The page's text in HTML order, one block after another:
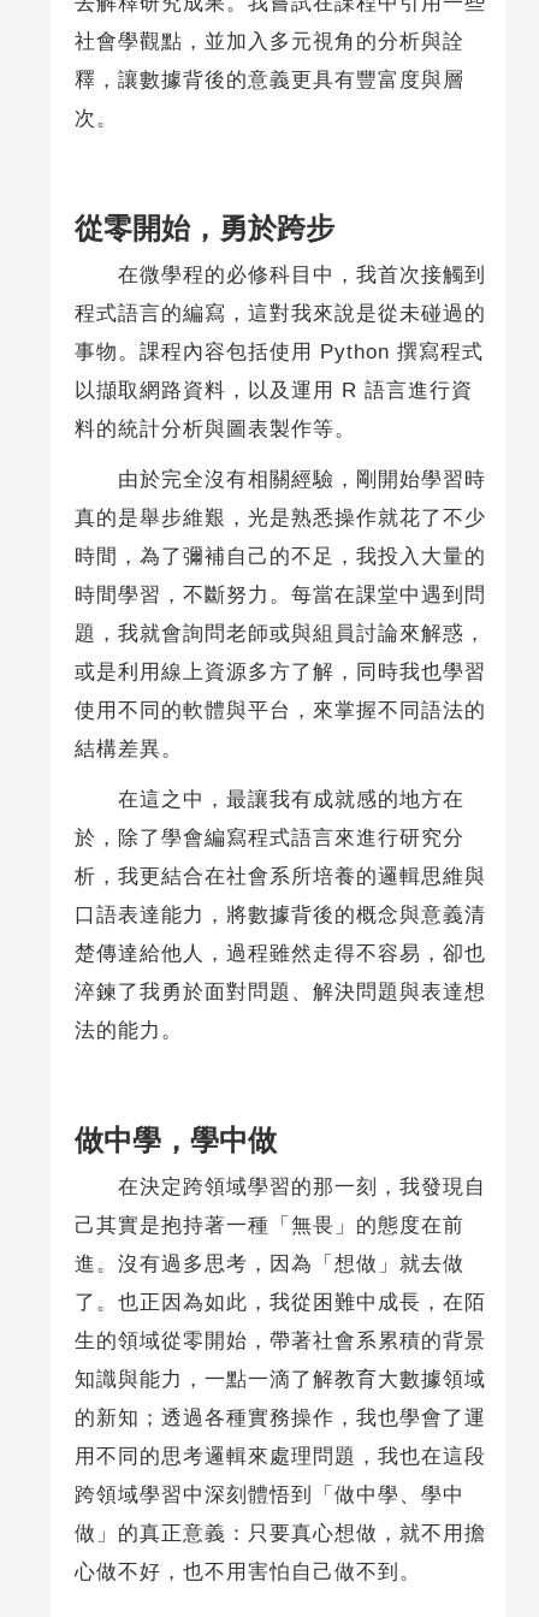
社會學觀點，並加入多元視角的分析與詮
釋，讓數據背後的意義更具有豐富度與層
次。
從零開始，勇於跨步
在微學程的必修科目中，我首次接觸到
程式語言的編寫，這對我來說是從未碰過的
事物。課程內容包括使用 Python 撰寫程式
以擷取網路資料，以及運用 R 語言進行資
料的統計分析與圖表製作等。
由於完全沒有相關經驗，剛開始學習時
真的是舉步維艱，光是熟悉操作就花了不少
時間，為了彌補自己的不足，我投入大量的
時間學習，不斷努力。每當在課堂中遇到問
題，我就會詢問老師或與組員討論來解惑，
或是利用線上資源多方了解，同時我也學習
使用不同的軟體與平台，來掌握不同語法的
結構差異。
在這之中，最讓我有成就感的地方在
於，除了學會編寫程式語言來進行研究分
析，我更結合在社會系所培養的邏輯思維與
口語表達能力，將數據背後的概念與意義清
楚傳達給他人，過程雖然走得不容易，卻也
淬鍊了我勇於面對問題、解決問題與表達想
法的能力。
做中學，學中做
在決定跨領域學習的那一刻，我發現自
己其實是抱持著一種「無畏」的態度在前
進。沒有過多思考，因為「想做」就去做
了。也正因為如此，我從困難中成長，在陌
生的領域從零開始，帶著社會系累積的背景
知識與能力，一點一滴了解教育大數據領域
的新知；透過各種實務操作，我也學會了運
用不同的思考邏輯來處理問題，我也在這段
跨領域學習中深刻體悟到「做中學、學中
做」的真正意義：只要真心想做，就不用擔
心做不好，也不用害怕自己做不到。